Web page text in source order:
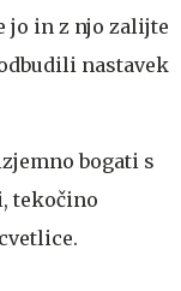
jo in z njo zalijte
nastavek
bogati s
tekočino